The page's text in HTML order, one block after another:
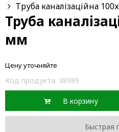
Труба каналізаційна
Труба
мм
Цену уточняйте
Код продукта: 38989
В корзину
Быстрая